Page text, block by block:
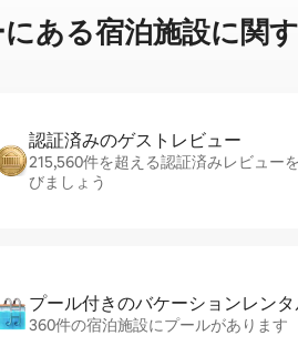
あ⁠る宿⁠泊⁠施⁠設⁠に関⁠
認証済みのゲ⁠ス⁠ト⁠レ⁠ビ⁠ュ⁠ー
215,560件を超える認証済みレビュー
びましょう
プール付きのバ⁠ケ⁠ー⁠シ⁠ョ⁠ンレ⁠ン⁠
360件の宿泊施設にプールがあります